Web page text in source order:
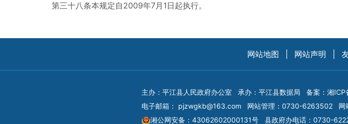
第三十八条本规定自2009年7月1日起执行。
网站地图 网站声明
主办：平江县人民政府办公室 承办：平江县数据局 备案： 湘
电子邮箱： pjzwgkb@163.com 网站管理：0730-6263502
网
湘公网安备：43062602000131号
县政府办电话：0730-